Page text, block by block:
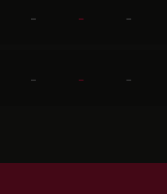
- - -
- - -